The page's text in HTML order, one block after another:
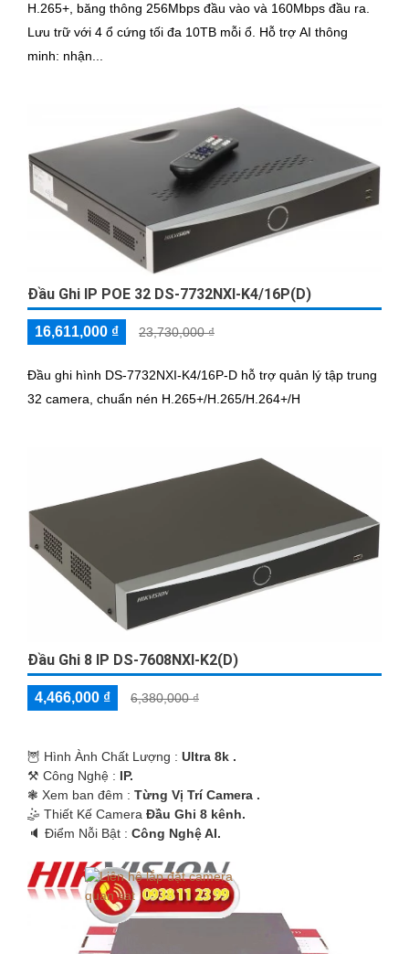
H.265+, băng thông 256Mbps đầu vào và 160Mbps đầu ra.
Lưu trữ với 4 ổ cứng tối đa 10TB mỗi ổ. Hỗ trợ AI thông
minh: nhận...
Đầu Ghi IP POE 32 DS-7732NXI-K4/16P(D)
16,611,000 ₫ 23,730,000 ₫
Đầu ghi hình DS-7732NXI-K4/16P-D hỗ trợ quản lý tập trung
32 camera, chuẩn nén H.265+/H.265/H.264+/H
Đầu Ghi 8 IP DS-7608NXI-K2(D)
4,466,000 ₫ 6,380,000 ₫
🦉 Hình Ành Chất Lượng : Ultra 8k .
⚒ Công Nghệ : IP.
❃ Xem ban đêm : Từng Vị Trí Camera .
🤹 Thiết Kế Camera Đầu Ghi 8 kênh.
️🔈 Điểm Nỗi Bật : Công Nghệ AI.